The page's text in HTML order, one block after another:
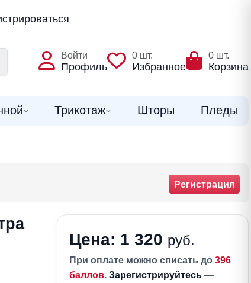
Войти
Профиль
0 шт.
Избранное
0 шт.
Корзина
Трикотаж Шторы Пледы
Регистрация
Цена: 1 320 руб.
При оплате можно списать до 396
баллов. Зарегистрируйтесь —